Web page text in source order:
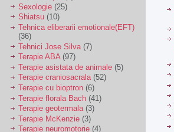
Sexologie (25)
Shiatsu (10)
Tehnica eliberarii emotionale(EFT)
(36)
Tehnici Jose Silva (7)
Terapie ABA(97)
Terapie asistata de animale (5)
Terapie craniosacrala(52)
Terapie cu bioptron (6)
Terapie florala Bach (41)
Terapie geotermala(3)
Terapie McKenzie (3)
Terapie neuromotorie (4)